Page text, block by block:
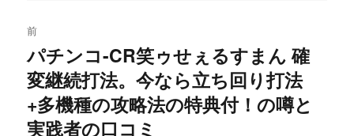
稿
ナ
ビ
前
過
去
の
投
パチンコ-CR笑ゥせぇるすまん 確
変継続打法。今なら立ち回り打法
+多機種の攻略法の特典付！の噂と
実践者の口コミ